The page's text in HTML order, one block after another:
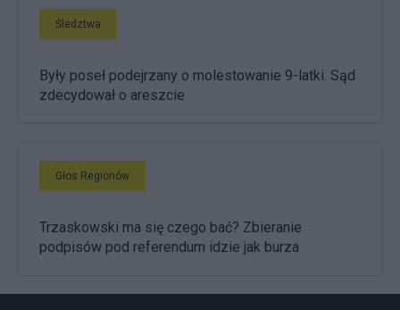
Śledztwa
Były poseł podejrzany o molestowanie 9-latki. Sąd
zdecydował o areszcie
Głos Regionów
Trzaskowski ma się czego bać? Zbieranie
podpisów pod referendum idzie jak burza